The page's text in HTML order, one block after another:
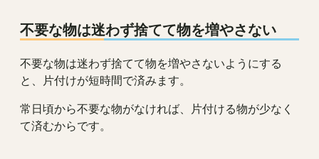
不要な物は迷わず捨てて物を増やさない
不要な物は迷わず捨てて物を増やさないようにする
と、片付けが短時間で済みます。
常日頃から不要な物がなければ、片付ける物が少なく
て済むからです。